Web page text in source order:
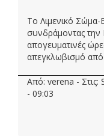
Το Λιμενικό
συνδράμοντας την
απογευματινές
απεγκλωβισμό
Από: verena - Στις:
- 09:03